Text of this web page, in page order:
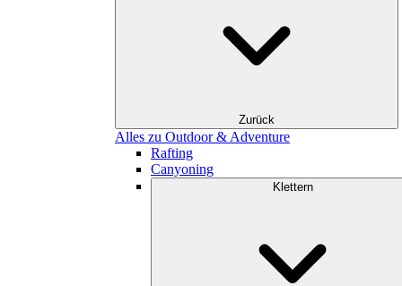
Zurück
Alles zu Outdoor & Adventure
Rafting
Canyoning
Klettern